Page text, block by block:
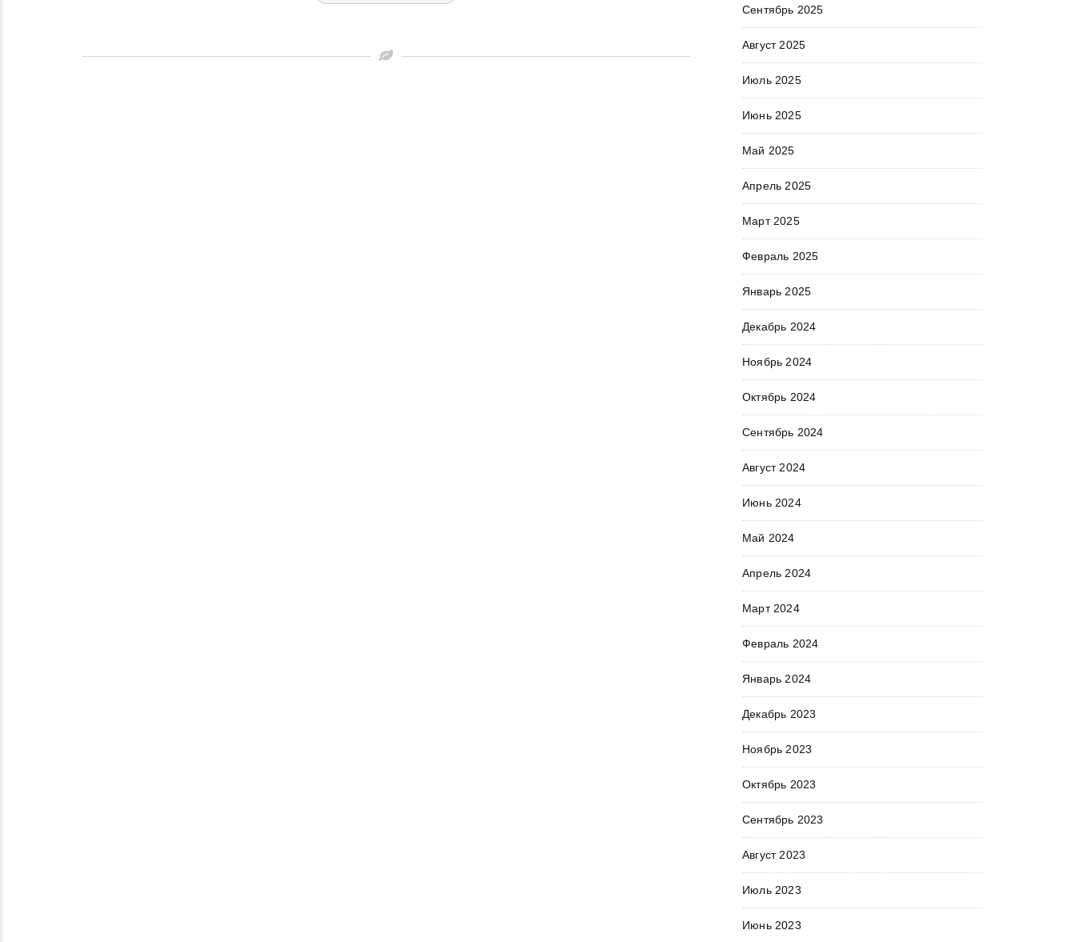
Сентябрь 2025
Август 2025
Июль 2025
Июнь 2025
Май 2025
Апрель 2025
Март 2025
Февраль 2025
Январь 2025
Декабрь 2024
Ноябрь 2024
Октябрь 2024
Сентябрь 2024
Август 2024
Июнь 2024
Май 2024
Апрель 2024
Март 2024
Февраль 2024
Январь 2024
Декабрь 2023
Ноябрь 2023
Октябрь 2023
Сентябрь 2023
Август 2023
Июль 2023
Июнь 2023